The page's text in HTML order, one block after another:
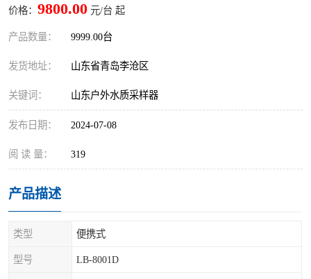
价格： 9800.00 元/台 起
产品数量： 9999.00台
发货地址： 山东省青岛李沧区
关键词： 山东户外水质采样器
发布日期： 2024-07-08
阅 读 量： 319
产品描述
类型 便携式
型号 LB-8001D
烟尘净化器